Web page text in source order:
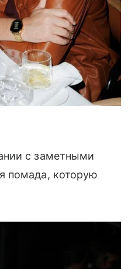
с заметными
помада, которую